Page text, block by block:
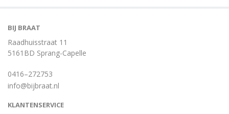
BIJ BRAAT
Raadhuisstraat 11
5161BD Sprang-Capelle
0416–272753
info@bijbraat.nl
KLANTENSERVICE